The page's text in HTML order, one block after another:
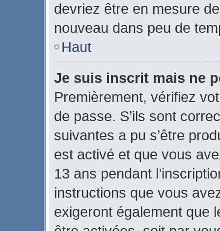
devriez être en mesure
nouveau dans peu de
Haut
Je suis inscrit mais ne
Premièrement, vérifiez
de passe. S’ils sont
suivantes a pu s’être
est activé et que vous
13 ans pendant
instructions que vous
exigeront également que